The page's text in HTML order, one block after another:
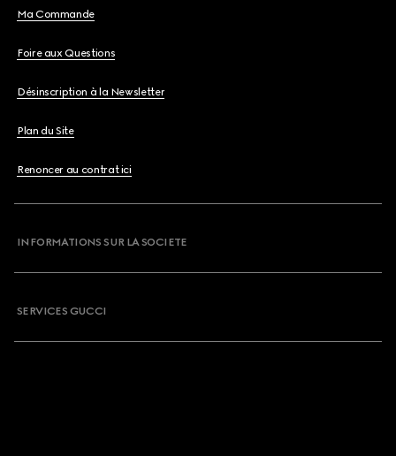
Ma Commande
Foire aux Questions
Désinscription à la Newsletter
Plan du Site
Renoncer au contrat ici
INFORMATIONS SUR LA SOCIETE
SERVICES GUCCI